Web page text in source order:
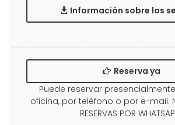
Información sobre los
Reserva ya
Puede reservar
oficina, por teléfono o por e-mail.
RESERVAS POR